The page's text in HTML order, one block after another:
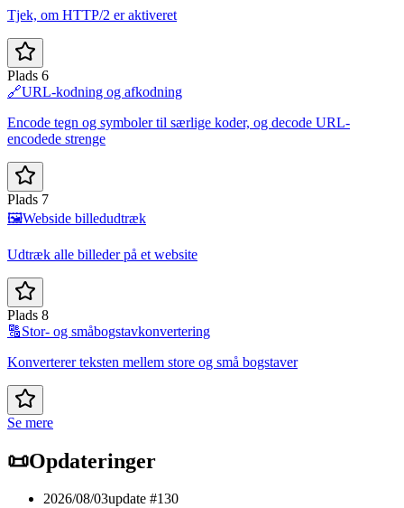
Tjek, om HTTP/2 er aktiveret
Plads 6
🔗URL-kodning og afkodning
Encode tegn og symboler til særlige koder, og decode URL-
encodede strenge
Plads 7
🖼️Webside billedudtræk
Udtræk alle billeder på et website
Plads 8
🔠Stor- og småbogstavkonvertering
Konverterer teksten mellem store og små bogstaver
Se mere
📜Opdateringer
2026/08/03update #130